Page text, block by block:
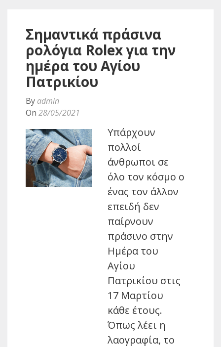
Σημαντικά πράσινα
ρολόγια Rolex για την
ημέρα του Αγίου
Πατρικίου
By admin
On 28/05/2021
Υπάρχουν
πολλοί
άνθρωποι σε
όλο τον κόσμο ο
ένας τον άλλον
επειδή δεν
παίρνουν
πράσινο στην
Ημέρα του
Αγίου
Πατρικίου στις
17 Μαρτίου
κάθε έτους.
Όπως λέει η
λαογραφία, το